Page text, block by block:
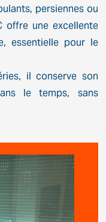
persiennes ou
offre une excellente
essentielle pour le
il conserve son
le temps, sans